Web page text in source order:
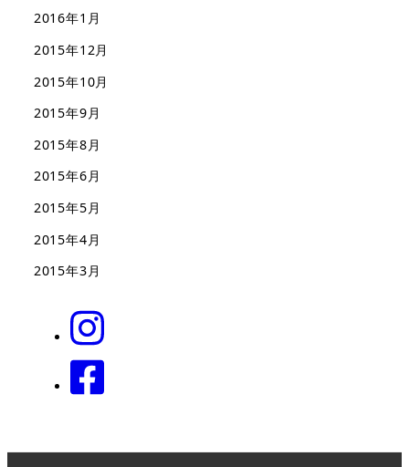
2016年1月
2015年12月
2015年10月
2015年9月
2015年8月
2015年6月
2015年5月
2015年4月
2015年3月